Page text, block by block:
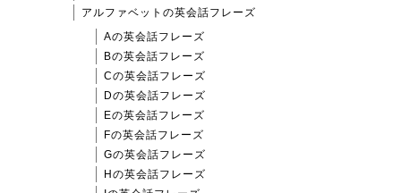
アルファベットの英会話フレーズ
Aの英会話フレーズ
Bの英会話フレーズ
Cの英会話フレーズ
Dの英会話フレーズ
Eの英会話フレーズ
Fの英会話フレーズ
Gの英会話フレーズ
Hの英会話フレーズ